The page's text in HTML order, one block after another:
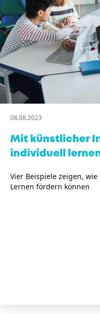
08.08.2023
Mit künstlicher
individuell
Vier Beispiele zeigen, wie
Lernen fördern können